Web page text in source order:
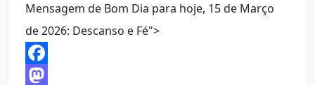
Mensagem de Bom Dia para hoje, 15 de Março
de 2026: Descanso e Fé">
Facebook